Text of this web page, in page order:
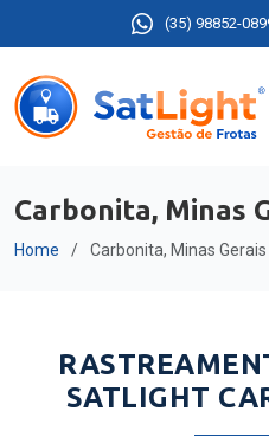
(35) 98852-
Carbonita, Minas
Home Carbonita, Minas Gerais
SATLIGHT